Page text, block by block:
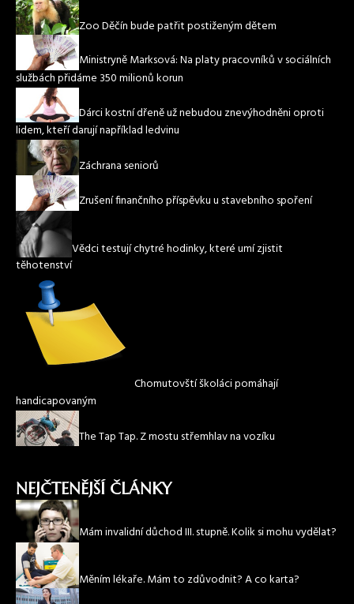
Zoo Děčín bude patřit postiženým dětem
Ministryně Marksová: Na platy pracovníků v sociálních
službách přidáme 350 milionů korun
Dárci kostní dřeně už nebudou znevýhodněni oproti
lidem, kteří darují například ledvinu
Záchrana seniorů
Zrušení finančního příspěvku u stavebního spoření
Vědci testují chytré hodinky, které umí zjistit
těhotenství
Chomutovští školáci pomáhají
handicapovaným
The Tap Tap. Z mostu střemhlav na vozíku
NEJČTENĚJŠÍ ČLÁNKY
Mám invalidní důchod III. stupně. Kolik si mohu vydělat?
Měním lékaře. Mám to zdůvodnit? A co karta?